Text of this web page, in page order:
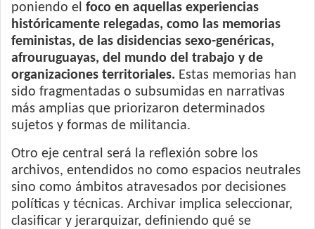
poniendo el foco en aquellas experiencias
históricamente relegadas, como las memorias
feministas, de las disidencias sexo-genéricas,
afrouruguayas, del mundo del trabajo y de
organizaciones territoriales. Estas memorias han
sido fragmentadas o subsumidas en narrativas
más amplias que priorizaron determinados
sujetos y formas de militancia.
Otro eje central será la reflexión sobre los
archivos, entendidos no como espacios neutrales
sino como ámbitos atravesados por decisiones
políticas y técnicas. Archivar implica seleccionar,
clasificar y jerarquizar, definiendo qué se